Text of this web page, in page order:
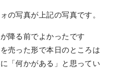
の写真が上記の写真です。
降る前でよかったです
売った形で本日のところは
「何かがある」と思ってい